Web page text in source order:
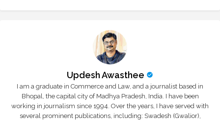
Updesh Awasthee
I am a graduate in Commerce and Law, and a journalist based in
Bhopal, the capital city of Madhya Pradesh, India. I have been
working in journalism since 1994. Over the years, I have served with
several prominent publications, including: Swadesh (Gwalior),